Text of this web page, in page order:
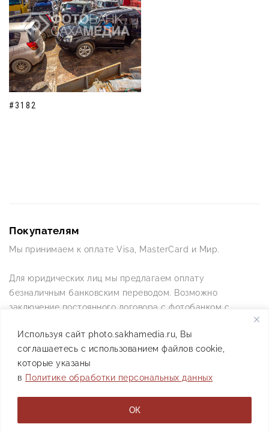
Используя сайт photo.sakhamedia.ru, Вы
соглашаетесь с использованием файлов cookie,
которые указаны
в Политике обработки персональных данных
ОК
#3182
Покупателям
Мы принимаем к оплате Visa, MasterCard и Мир.
Для юридических лиц мы предлагаем оплату
безналичным банковским переводом. Возможно
заключение постоянного договора с фотобанком с
Позвоните нам по телефону +7(4112) 42-09-42 — и мы
ответим на все ваши вопросы